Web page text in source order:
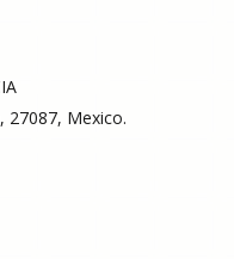
27087, Mexico.